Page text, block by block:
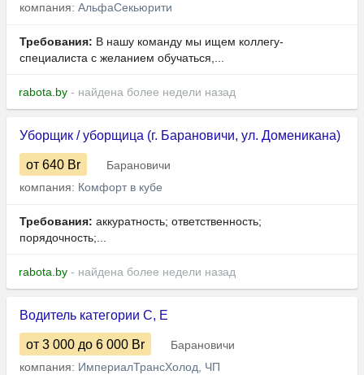
компания: АльфаСекьюрити
Требования: В нашу команду мы ищем коллегу-
специалиста с желанием обучаться,...
rabota.by - найдена более недели назад
Уборщик / уборщица (г. Барановичи, ул. Доменикана)
от 640 Br
Барановичи
компания: Комфорт в кубе
Требования: аккуратность; ответственность;
порядочность;...
rabota.by - найдена более недели назад
Водитель категории C, Е
от 3 000 до 6 000 Br
Барановичи
компания: ИмпериалТрансХолод, ЧП